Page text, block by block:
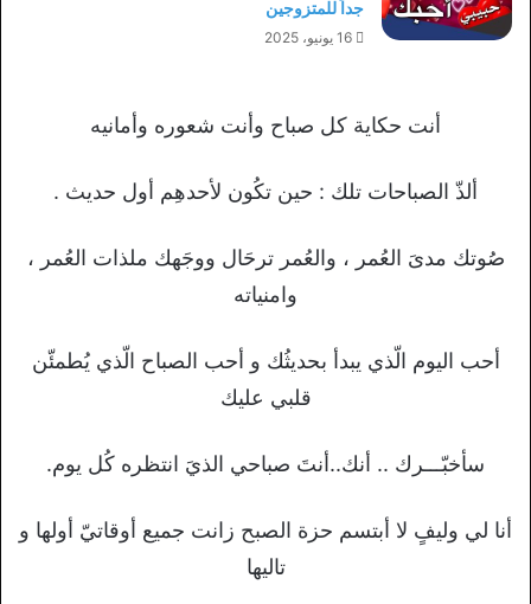
جداً للمتزوجين
16 يونيو، 2025
أنت حكاية كل صباح وأنت شعوره وأمانيه
ألذّ الصباحات تلك : حين تكُون لأحدهِم أول حديث .
صُوتك مدىَ العُمر ، والعُمر ترحَال ووجَهك ملذات العُمر ،
وامنياته
أحب اليوم الّذي يبدأ بحديثُك و أحب الصباح الّذي يُطمئّن
قلبي عليك
سأخبّـــرك .. أنك..أنتَ صباحي الذيَ انتظره كُل يوم.
أنا لي وليفٍ لا أبتسم حزة الصبح زانت جميع أوقاتيّ أولها و
تاليها